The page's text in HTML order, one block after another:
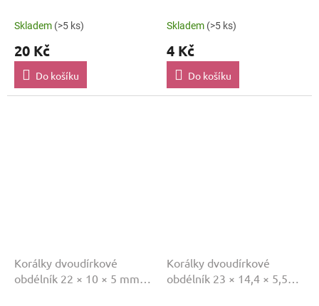
Skladem (>5 ks)
20 Kč
Do košíku
Skladem (>5 ks)
4 Kč
Do košíku
Korálky dvoudírkové
obdélník 22 × 10 × 5 mm
Korálky dvoudírkové
obdélník 23 × 14,4 × 5,5